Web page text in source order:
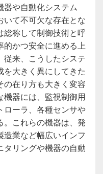
器や自動化システム
いて不可欠な存在とな
総称して制御技術と呼
的かつ安全に進める上
従来、こうしたシステ
大きく異にしてきた
の在り方も大きく変容
機器には、監視制御用
ローラ、各種センサや
。これらの機器は、発
業など幅広いインフ
タリングや機器の自動